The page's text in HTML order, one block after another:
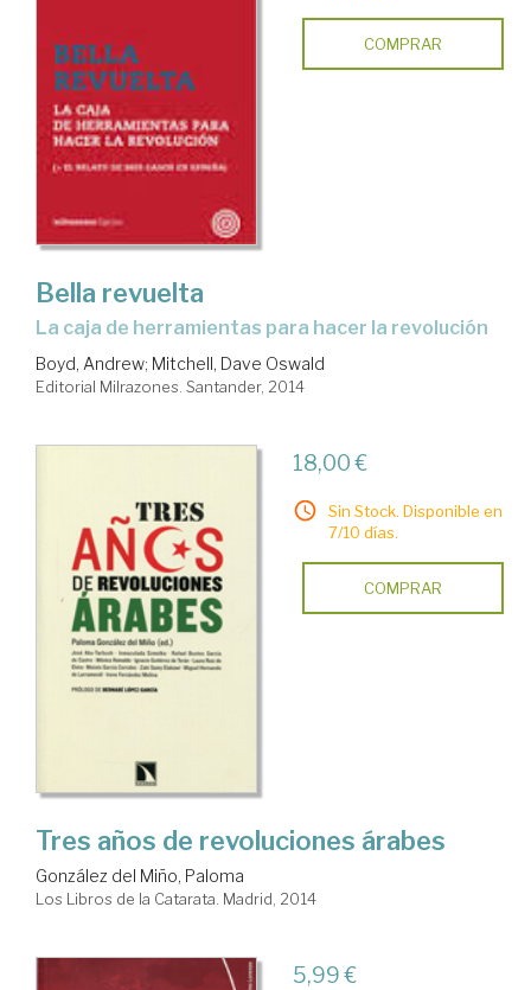
COMPRAR
Bella revuelta
la caja de herramientas para hacer la revolución
Boyd, Andrew; Mitchell, Dave Oswald
Editorial Milrazones. Santander, 2014
18,00 €
Sin Stock. Disponible en
7/10 días.
COMPRAR
Tres años de revoluciones árabes
González del Miño, Paloma
Los Libros de la Catarata. Madrid, 2014
5,99 €